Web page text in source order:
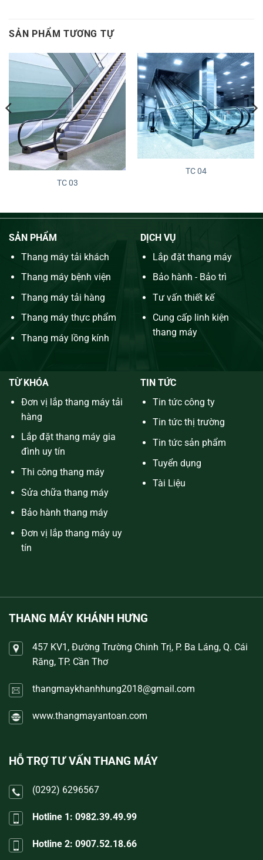
SẢN PHẨM TƯƠNG TỰ
TC 03
TC 04
SẢN PHẨM
Thang máy tải khách
Thang máy bệnh viện
Thang máy tải hàng
Thang máy thực phẩm
Thang máy lồng kính
DỊCH VỤ
Lắp đặt thang máy
Bảo hành - Bảo trì
Tư vấn thiết kế
Cung cấp linh kiện
thang máy
TỪ KHÓA
Đơn vị lắp thang máy tải
hàng
Lắp đặt thang máy gia
đình uy tín
Thi công thang máy
Sửa chữa thang máy
Bảo hành thang máy
Đơn vị lắp thang máy uy
tín
TIN TỨC
Tin tức công ty
Tin tức thị trường
Tin tức sản phẩm
Tuyển dụng
Tài Liệu
THANG MÁY KHÁNH HƯNG
457 KV1, Đường Trường Chinh Trị, P. Ba Láng, Q. Cái
Răng, TP. Cần Thơ
thangmaykhanhhung2018@gmail.com
www.thangmayantoan.com
HỖ TRỢ TƯ VẤN THANG MÁY
(0292) 6296567
Hotline 1: 0982.39.49.99
Hotline 2: 0907.52.18.66